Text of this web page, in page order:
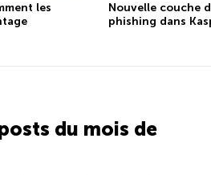
les
Nouvelle couche
phishing dans
du mois de